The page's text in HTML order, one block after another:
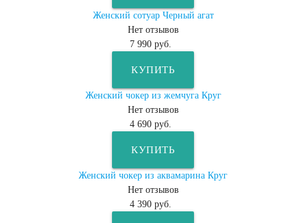
Женский сотуар Черный агат
Нет отзывов
7 990 руб.
КУПИТЬ
Женский чокер из жемчуга Круг
Нет отзывов
4 690 руб.
КУПИТЬ
Женский чокер из аквамарина Круг
Нет отзывов
4 390 руб.